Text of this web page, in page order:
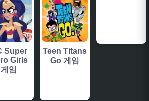
Super
Girls
게임
Teen Titans
Go 게임